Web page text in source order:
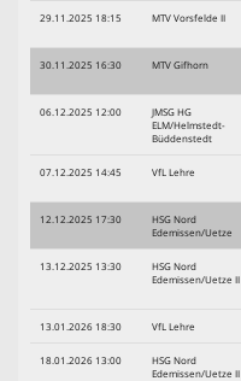
29.11.2025 18:15 MTV Vorsfelde II
30.11.2025 16:30 MTV Gifhorn
06.12.2025 12:00
JMSG HG
ELM/Helmstedt-
Büddenstedt
07.12.2025 14:45 VfL Lehre
12.12.2025 17:30
HSG Nord
Edemissen/Uetze
13.12.2025 13:30
HSG Nord
Edemissen/Uetze II
13.01.2026 18:30 VfL Lehre
18.01.2026 13:00
HSG Nord
Edemissen/Uetze II